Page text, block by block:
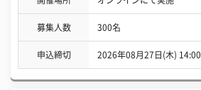
募集人数 300名
申込締切 2026年08月27日(木) 14:00